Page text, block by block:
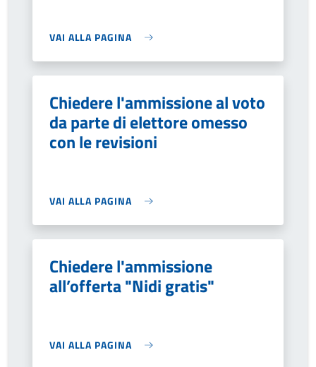
VAI ALLA PAGINA
Chiedere l'ammissione al voto
da parte di elettore omesso
con le revisioni
VAI ALLA PAGINA
Chiedere l'ammissione
all’offerta "Nidi gratis"
VAI ALLA PAGINA